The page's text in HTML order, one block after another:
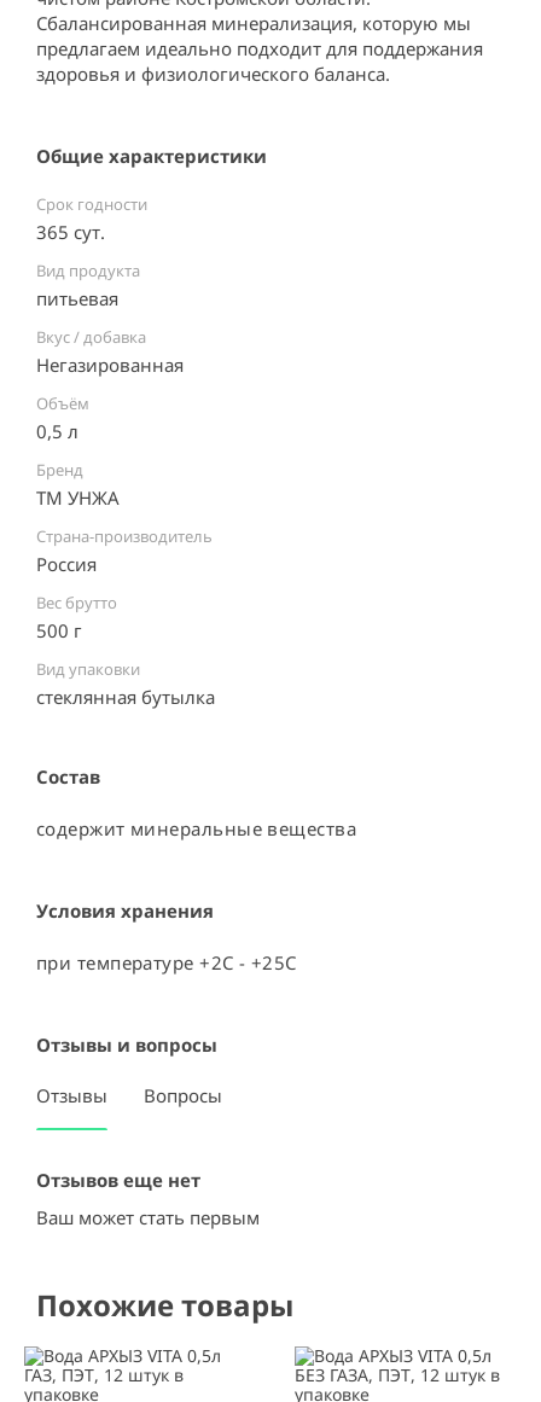
Сбалансированная минерализация, которую мы
предлагаем идеально подходит для поддержания
здоровья и физиологического баланса.
Общие характеристики
Срок годности
365 сут.
Вид продукта
питьевая
Вкус / добавка
Негазированная
Объём
0,5 л
Бренд
ТМ УНЖА
Страна-производитель
Россия ⠀
Вес брутто
500 г
Вид упаковки
стеклянная бутылка ⠀
Состав
содержит минеральные вещества
Условия хранения
при температуре +2С - +25С
Отзывы и вопросы
Отзывы Вопросы
Отзывов еще нет
Ваш может стать первым
Похожие товары